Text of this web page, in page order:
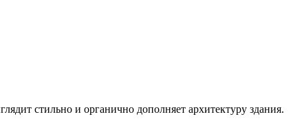
стильно и органично дополняет архитектуру здания.